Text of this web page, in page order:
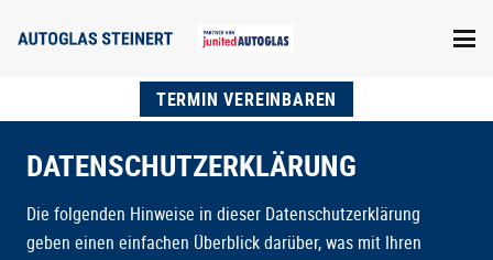
TERMIN VEREINBAREN
DATENSCHUTZERKLÄRUNG
Die folgenden Hinweise in dieser Datenschutzerklärung
geben einen einfachen Überblick darüber, was mit Ihren